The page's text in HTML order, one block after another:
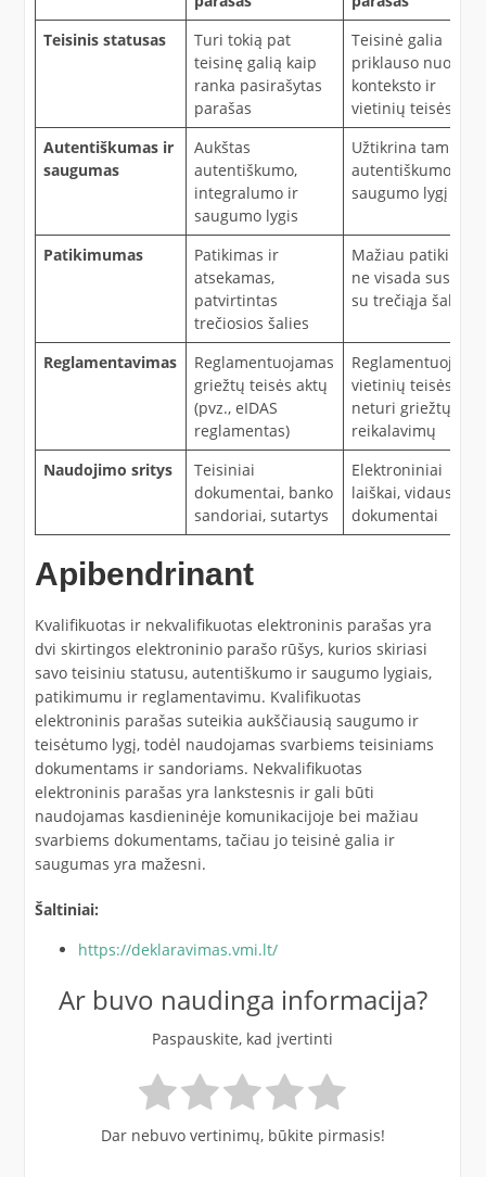
Teisinis statusas
Turi tokią pat
teisinę galią kaip
ranka pasirašytas
parašas
Teisinė galia
priklauso nuo
konteksto ir
vietinių teisės
Autentiškumas ir
saugumas
Aukštas
autentiškumo,
integralumo ir
saugumo lygis
Užtikrina tam tikrą
autentiškumo ir
saugumo lygį
Patikimumas
Patikimas ir
atsekamas,
patvirtintas
trečiosios šalies
Mažiau patikimas,
ne visada susietas
su trečiąja šalimi
Reglamentavimas
Reglamentuojamas
griežtų teisės aktų
(pvz., eIDAS
reglamentas)
vietinių teisės
neturi griežtų
reikalavimų
Naudojimo sritys
Teisiniai
dokumentai, banko
sandoriai, sutartys
Elektroniniai
laiškai, vidaus
dokumentai
Apibendrinant
Kvalifikuotas ir nekvalifikuotas elektroninis parašas yra
dvi skirtingos elektroninio parašo rūšys, kurios skiriasi
savo teisiniu statusu, autentiškumo ir saugumo lygiais,
patikimumu ir reglamentavimu. Kvalifikuotas
elektroninis parašas suteikia aukščiausią saugumo ir
teisėtumo lygį, todėl naudojamas svarbiems teisiniams
dokumentams ir sandoriams. Nekvalifikuotas
elektroninis parašas yra lankstesnis ir gali būti
naudojamas kasdieninėje komunikacijoje bei mažiau
svarbiems dokumentams, tačiau jo teisinė galia ir
saugumas yra mažesni.
Šaltiniai:
https://deklaravimas.vmi.lt/
Ar buvo naudinga informacija?
Paspauskite, kad įvertinti
Dar nebuvo vertinimų, būkite pirmasis!